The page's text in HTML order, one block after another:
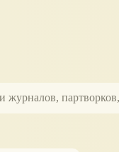
журналов,